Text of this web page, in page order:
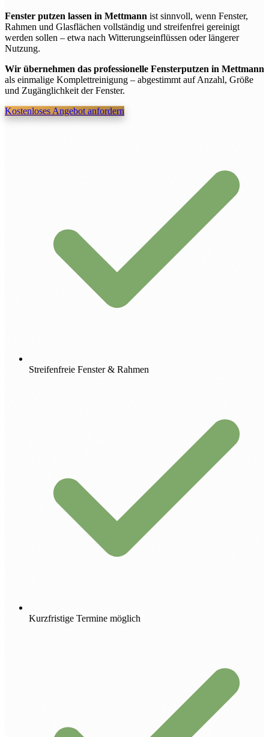
Fenster putzen lassen in Mettmann ist sinnvoll, wenn Fenster,
Rahmen und Glasflächen vollständig und streifenfrei gereinigt
werden sollen – etwa nach Witterungseinflüssen oder längerer
Nutzung.
Wir übernehmen das professionelle Fensterputzen in Mettmann
als einmalige Komplettreinigung – abgestimmt auf Anzahl, Größe
und Zugänglichkeit der Fenster.
Kostenloses Angebot anfordern
Streifenfreie Fenster & Rahmen
Kurzfristige Termine möglich